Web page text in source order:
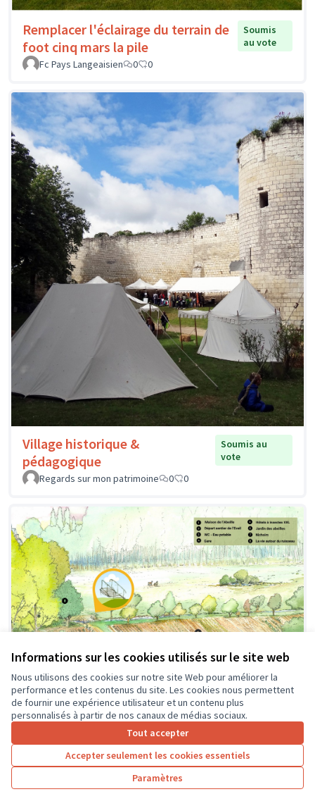
Informations sur les cookies utilisés sur le site web
Nous utilisons des cookies sur notre site Web pour améliorer la
performance et les contenus du site. Les cookies nous permettent
de fournir une expérience utilisateur et un contenu plus
personnalisés à partir de nos canaux de médias sociaux.
Tout accepter
Accepter seulement les cookies essentiels
Paramètres
Remplacer l'éclairage du terrain de
foot cinq mars la pile
Soumis
au vote
Fc Pays Langeaisien
0 0
Village historique &
pédagogique
Soumis au
vote
Regards sur mon patrimoine
0 0
Création d'une passerelle
Pageard
0 4